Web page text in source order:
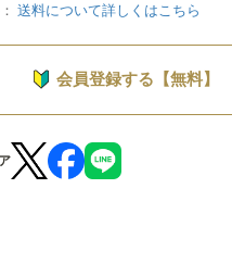
送料について詳しくはこちら
会員登録する【無料】